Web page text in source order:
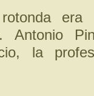
Antonio
la